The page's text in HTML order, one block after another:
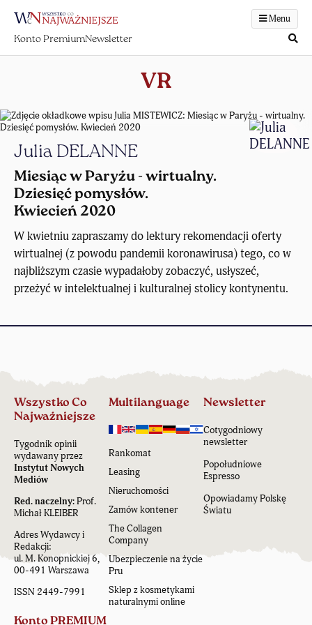
Menu
Konto PremiumNewsletter
VR
Julia DELANNE
Miesiąc w Paryżu - wirtualny.
Dziesięć pomysłów.
Kwiecień 2020
W kwietniu zapraszamy do lektury rekomendacji oferty
wirtualnej (z powodu pandemii koronawirusa) tego, co w
najbliższym czasie wypadałoby zobaczyć, usłyszeć,
przeżyć w intelektualnej i kulturalnej stolicy kontynentu.
Wszystko Co
Najważniejsze
Tygodnik opinii
wydawany przez
Instytut Nowych
Mediów
Red. naczelny:Prof.
Michał KLEIBER
Adres Wydawcy i
Redakcji:
ul. M. Konopnickiej 6,
00-491 Warszawa
ISSN 2449-7991
Multilanguage
Rankomat
Leasing
Nieruchomości
Zamów kontener
The Collagen
Company
Ubezpieczenie na życie
Pru
Sklep z kosmetykami
naturalnymi online
Newsletter
Cotygodniowy
newsletter
Popołudniowe
Espresso
Opowiadamy Polskę
Światu
Konto PREMIUM